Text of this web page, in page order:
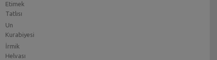
Etimek
Tatlısı
Un
Kurabiyesi
İrmik
Helvası